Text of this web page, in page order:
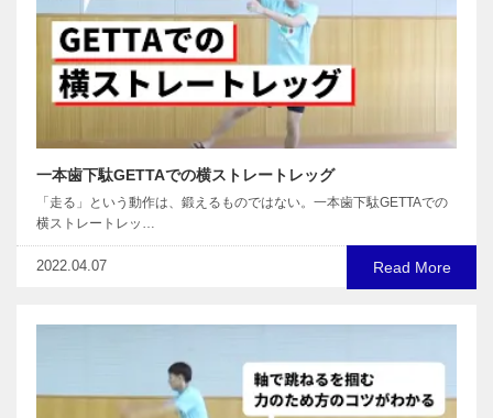
一本歯下駄GETTAでの横ストレートレッグ
「走る」という動作は、鍛えるものではない。一本歯下駄GETTAでの
横ストレートレッ…
Read More
2022.04.07